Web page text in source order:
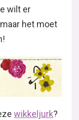
wilt er
het moet
wikkeljurk?